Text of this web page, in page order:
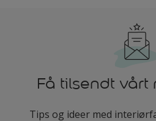
Få tilsendt vårt
Tips og ideer med